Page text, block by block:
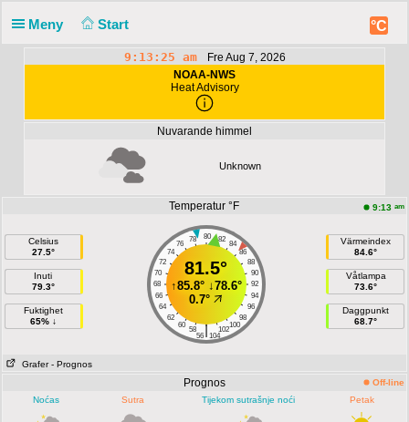
Meny Start °C
9:13:25 am
Fre Aug 7, 2026
NOAA-NWS
Heat Advisory
Nuvarande himmel
Unknown
Temperatur °F 9:13 am
Celsius
27.5°
Inuti
79.3°
Fuktighet
65% ↓
80
78 82
76
84
74
86
72
88
70
90
68
92
66
94
64
96
62
98
60
100
58 102
|
56 104
81.5°
↑85.8°↓78.6°
0.7°
Värmeindex
84.6°
Våtlampa
73.6°
Daggpunkt
68.7°
Grafer - Prognos
Prognos
Off-line
Noćas
Sutra Tijekom sutrašnje noći Petak